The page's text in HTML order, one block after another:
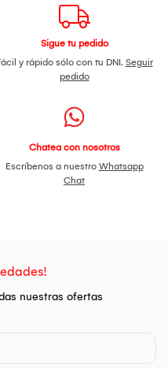
Sigue tu pedido
y rápido sólo con tu DNI. Seguir
pedido
Chatea con nosotros
Escríbenos a nuestro Whatsapp
Chat
nuestras ofertas